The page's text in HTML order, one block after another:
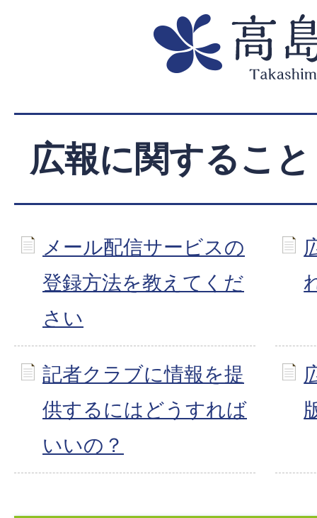
広報に関すること
メール配信サービスの
登録方法を教えてくだ
さい
記者クラブに情報を提
供するにはどうすれば
いいの？